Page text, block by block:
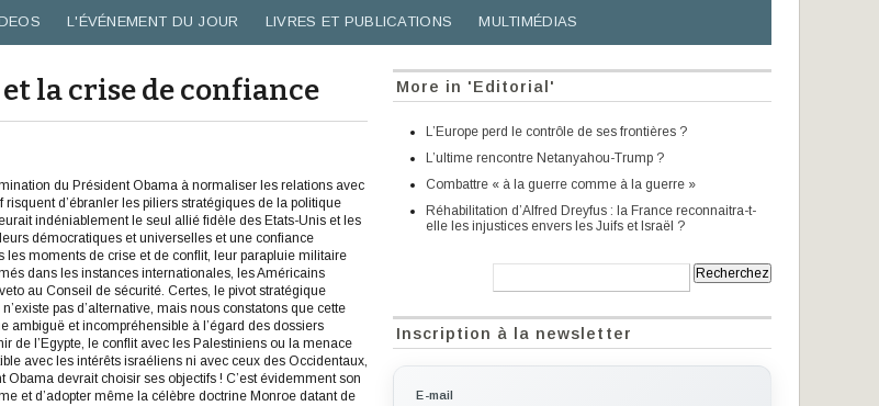
L'ÉVÉNEMENT DU JOUR LIVRES ET PUBLICATIONS MULTIMÉDIAS
la crise de confiance
du Président Obama à normaliser les relations avec
d’ébranler les piliers stratégiques de la politique
indéniablement le seul allié fidèle des Etats-Unis et les
démocratiques et universelles et une confiance
moments de crise et de conflit, leur parapluie militaire
dans les instances internationales, les Américains
au Conseil de sécurité. Certes, le pivot stratégique
pas d’alternative, mais nous constatons que cette
ambiguë et incompréhensible à l’égard des dossiers
de l’Egypte, le conflit avec les Palestiniens ou la menace
avec les intérêts israéliens ni avec ceux des Occidentaux,
devrait choisir ses objectifs ! C’est évidemment son
et d’adopter même la célèbre doctrine Monroe datant de
More in 'Editorial'
L’Europe perd le contrôle de ses frontières ?
L’ultime rencontre Netanyahou-Trump ?
Combattre « à la guerre comme à la guerre »
Réhabilitation d’Alfred Dreyfus : la France reconnaitra-t-
elle les injustices envers les Juifs et Israël ?
Inscription à la newsletter
E-mail